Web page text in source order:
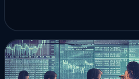
[…]